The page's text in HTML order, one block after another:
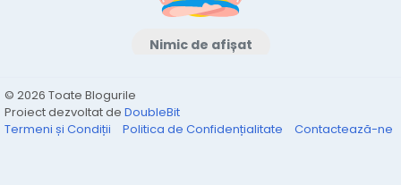
Nimic de afișat
© 2026 Toate Blogurile
Proiect dezvoltat de DoubleBit
Termeni și Condiții
Politica de Confidențialitate Contactează-ne